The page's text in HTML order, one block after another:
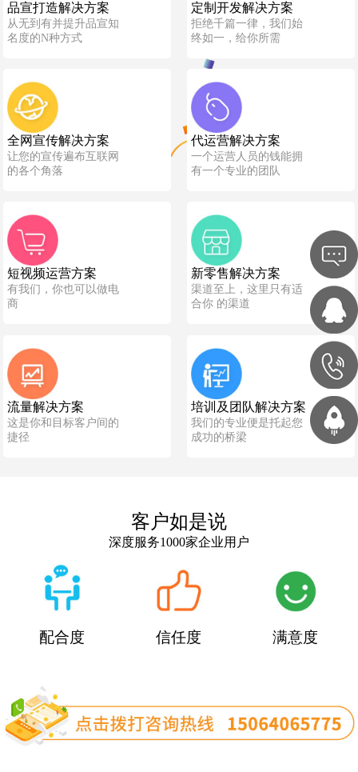
品宣打造解决方案
从无到有并提升品宣知
名度的N种方式
定制开发解决方案
拒绝千篇一律，我们始
终如一，给你所需
全网宣传解决方案
让您的宣传遍布互联网
的各个角落
代运营解决方案
一个运营人员的钱能拥
有一个专业的团队
短视频运营方案
有我们，你也可以做电
商
新零售解决方案
渠道至上，这里只有适
合你 的渠道
流量解决方案
这是你和目标客户间的
捷径
培训及团队解决方案
我们的专业便是托起您
成功的桥梁
客户如是说
深度服务1000家企业用户
配合度 信任度 满意度